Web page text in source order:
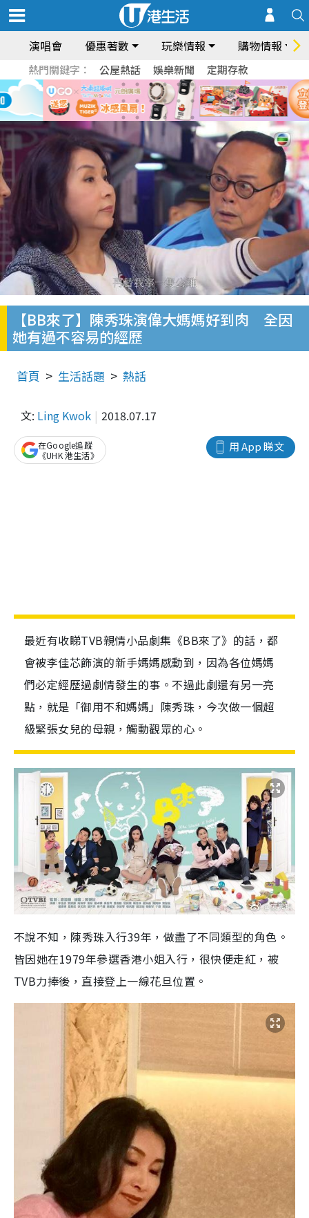
演唱會 優惠著數 玩樂情報 購物情報
熱門關鍵字： 公屋熱話 娛樂新聞 定期存款
【BB來了】陳秀珠演偉大媽媽好到肉 全因
她有過不容易的經歷
首頁 生活話題 熱話
文: Ling Kwok 2018.07.17
用 App 睇文
在Google追蹤
《UHK 港生活》
最近有收睇TVB親情小品劇集《BB來了》的話，都
會被李佳芯飾演的新手媽媽感動到，因為各位媽媽
們必定經歷過劇情發生的事。不過此劇還有另一亮
點，就是「御用不和媽媽」陳秀珠，今次做一個超
級緊張女兒的母親，觸動觀眾的心。
不說不知，陳秀珠入行39年，做盡了不同類型的角色。
皆因她在1979年參選香港小姐入行，很快便走紅，被
TVB力捧後，直接登上一線花旦位置。